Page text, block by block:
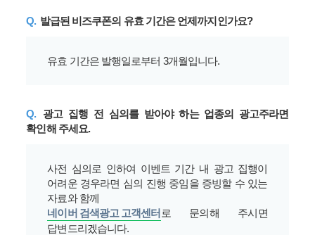
Q. 발급된 비즈쿠폰의 유효 기간은 언제까지인가요?
유효 기간은 발행일로부터 3개월입니다.
Q.
광고 집행 전 심의를 받아야 하는 업종의 광고주라면
확인해 주세요.
사전 심의로 인하여 이벤트 기간 내 광고 집행이
어려운 경우라면 심의 진행 중임을 증빙할 수 있는
자료와 함께
네이버 검색광고 고객센터 로 문의해 주시면
답변드리겠습니다.